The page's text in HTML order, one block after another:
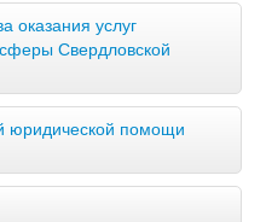
оказания услуг
Свердловской
юридической помощи